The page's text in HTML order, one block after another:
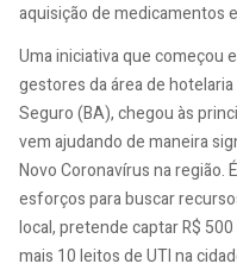
aquisição de medicamentos
Uma iniciativa que começou
gestores da área de
Seguro (BA), chegou às
vem ajudando de maneira
Novo Coronavírus na região.
esforços para buscar
local, pretende captar R$
mais 10 leitos de UTI na